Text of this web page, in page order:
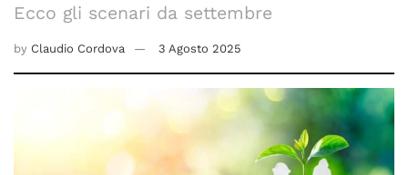
Ecco gli scenari da settembre
by Claudio Cordova 3 Agosto 2025